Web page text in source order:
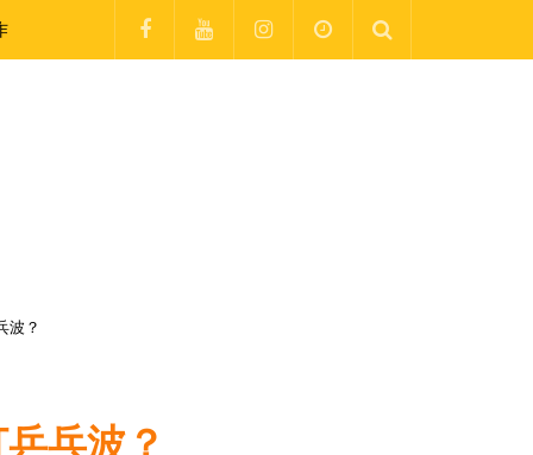
波？
乓波？